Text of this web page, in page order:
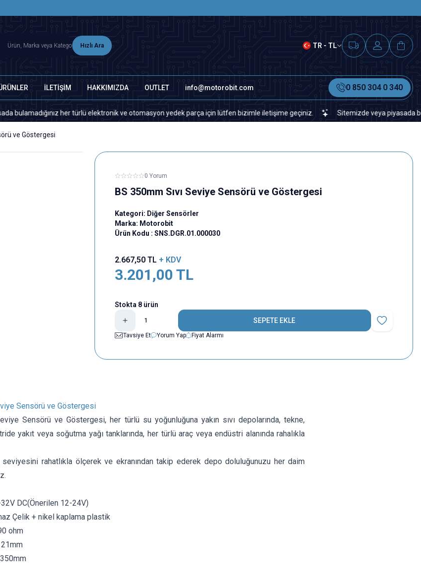
Hızlı Ara TR - TL
İLETİŞİM HAKKIMIZDA OUTLET info@motorobit.com 0 850 304 0 340
her türlü elektronik ve otomasyon yedek parça için lütfen bizimle iletişime geçiniz. Sitemizde veya piyasada
ve Göstergesi
0 Yorum
BS 350mm Sıvı Seviye Sensörü ve Göstergesi
Kategori: Diğer Sensörler
Marka: Motorobit
Ürün Kodu : SNS.DGR.01.000030
2.667,50TL + KDV
3.201,00 TL
Stokta 8 ürün
SEPETE EKLE
Favoriye Ekle
Tavsiye Et
Yorum Yap Fiyat Alarmı
Sensörü ve Göstergesi
Sensörü ve Göstergesi, her türlü su yoğunluğuna yakın sıvı depolarında, tekne,
yakıt veya soğutma yağı tanklarında, her türlü araç veya endüstri alanında rahalıkla
seviyesini rahatlıkla ölçerek ve ekranından takip ederek depo doluluğunuzu her daim
DC(Önerilen 12-24V)
Çelik + nikel kaplama plastik
ohm
21mm